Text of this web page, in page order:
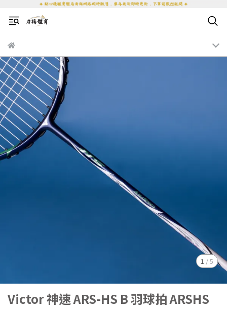
1 /5
Victor 神速 ARS-HS B 羽球拍 ARSHS